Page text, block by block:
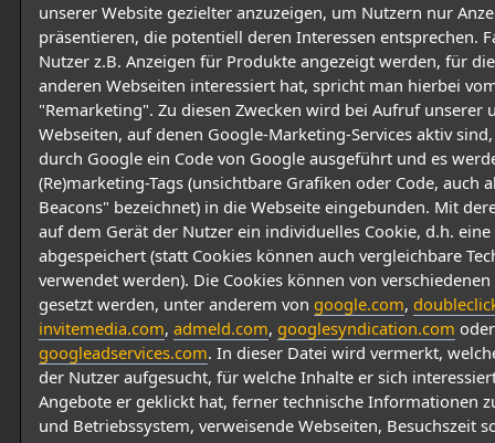
unserer Website gezielter anzuzeigen, um Nutzern nur
präsentieren, die potentiell deren Interessen entsprechen.
Nutzer z.B. Anzeigen für Produkte angezeigt werden, für
anderen Webseiten interessiert hat, spricht man hierbei
"Remarketing". Zu diesen Zwecken wird bei Aufruf unserer
Webseiten, auf denen Google-Marketing-Services aktiv
durch Google ein Code von Google ausgeführt und es
(Re)marketing-Tags (unsichtbare Grafiken oder Code, auch
Beacons" bezeichnet) in die Webseite eingebunden. Mit
auf dem Gerät der Nutzer ein individuelles Cookie, d.h.
abgespeichert (statt Cookies können auch vergleichbare
verwendet werden). Die Cookies können von
gesetzt werden, unter anderem von google.com,
invitemedia.com, admeld.com, googlesyndication.com oder
googleadservices.com. In dieser Datei wird vermerkt,
der Nutzer aufgesucht, für welche Inhalte er sich
Angebote er geklickt hat, ferner technische Informationen
und Betriebssystem, verweisende Webseiten, Besuchszeit